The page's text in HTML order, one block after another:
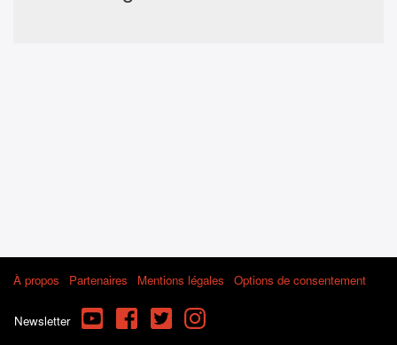
À propos Partenaires Mentions légales Options de consentement
Newsletter YouTube FacebookTwitterInstagram